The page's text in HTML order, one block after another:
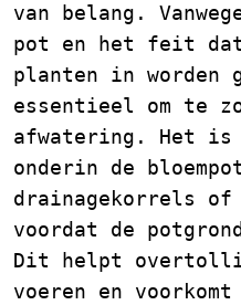
van belang.
pot en het feit
planten in
essentieel om te
afwatering. Het is
onderin de
drainagekorrels
voordat de
Dit helpt
voeren en